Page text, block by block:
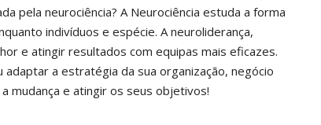
pela neurociência? A Neurociência estuda a forma
indivíduos e espécie. A neuroliderança,
e atingir resultados com equipas mais eficazes.
a estratégia da sua organização, negócio
mudança e atingir os seus objetivos!